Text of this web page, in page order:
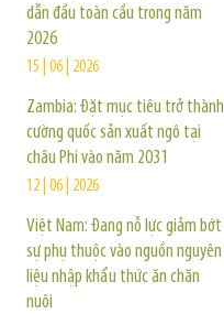
dẫn đầu toàn cầu trong năm
2026
15 | 06 | 2026
Zambia: Đặt mục tiêu trở thành
cường quốc sản xuất ngô tại
châu Phi vào năm 2031
12 | 06 | 2026
Việt Nam: Đang nỗ lực giảm bớt
sự phụ thuộc vào nguồn nguyên
liệu nhập khẩu thức ăn chăn
nuôi